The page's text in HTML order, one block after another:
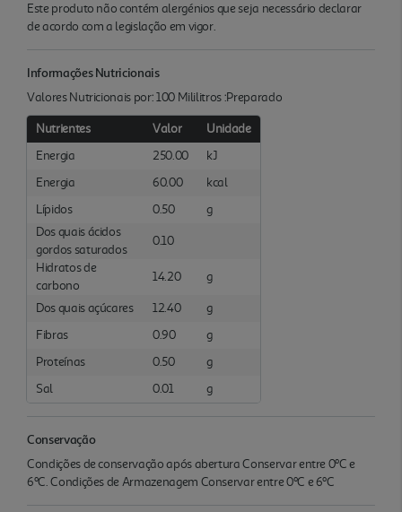
Este produto não contém alergénios que seja necessário declarar
de acordo com a legislação em vigor.
Informações Nutricionais
Valores Nutricionais por: 100 Mililitros :Preparado
Nutrientes Valor
Unidade
Energia
250.00
kJ
Energia
60.00
kcal
Lípidos
0.50
g
Dos quais ácidos
gordos saturados
0.10
Hidratos de
carbono
14.20 g
Dos quais açúcares 12.40
g
Fibras
0.90
g
Proteínas
0.50
g
Sal
0.01 g
Conservação
Condições de conservação após abertura Conservar entre 0ºC e
6ºC. Condições de Armazenagem Conservar entre 0ºC e 6ºC